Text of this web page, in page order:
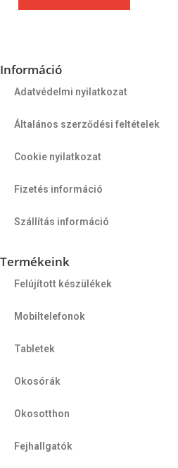
Információ
Adatvédelmi nyilatkozat
Általános szerződési feltételek
Cookie nyilatkozat
Fizetés információ
Szállítás információ
Termékeink
Felújított készülékek
Mobiltelefonok
Tabletek
Okosórák
Okosotthon
Fejhallgatók